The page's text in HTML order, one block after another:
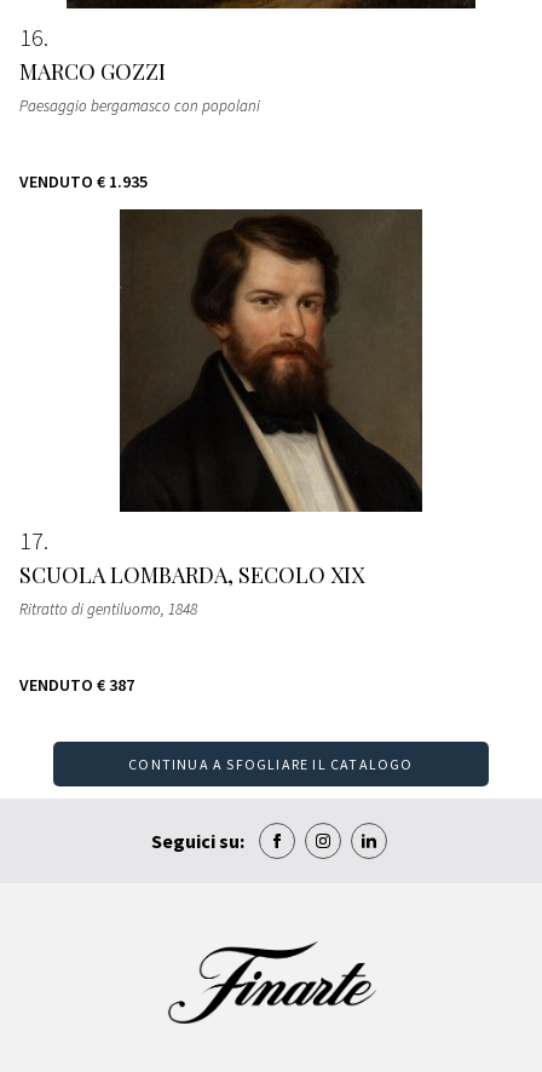
16
MARCO GOZZI
Paesaggio bergamasco con popolani
VENDUTO € 1.935
17
SCUOLA LOMBARDA, SECOLO XIX
Ritratto di gentiluomo, 1848
VENDUTO € 387
CONTINUA A SFOGLIARE IL CATALOGO
Seguici su: